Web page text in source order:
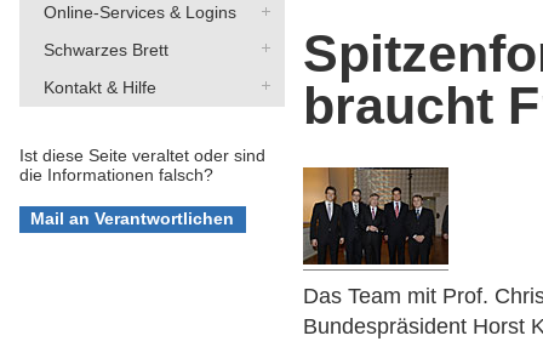
Online-Services & Logins
Schwarzes Brett
Kontakt & Hilfe
Ist diese Seite veraltet oder sind
die Informationen falsch?
braucht
Das Team mit Prof.
Bundespräsident Horst